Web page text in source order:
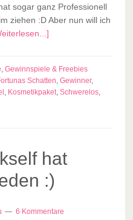
sogar ganz Professionell
ziehen :D Aber nun will ich
, Gewinnspiele & Freebies
Schatten, Gewinner,
, Kosmetikpaket, Schwerelos,
hat
:)
6 Kommentare